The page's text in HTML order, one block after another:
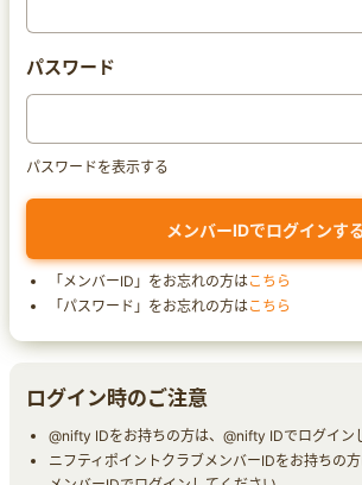
パスワード
パスワードを表示する
「メンバーID」をお忘れの方はこちら
「パスワード」をお忘れの方はこちら
ログイン時のご注意
@nifty IDをお持ちの方は、@nifty IDでログイン
ニフティポイントクラブメンバーIDをお持ちの